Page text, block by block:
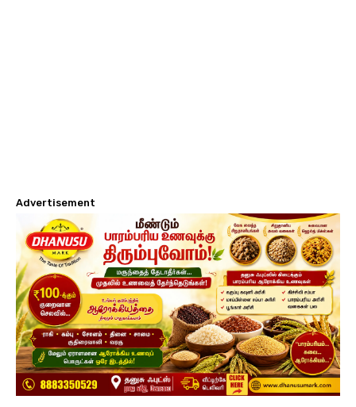
Advertisement